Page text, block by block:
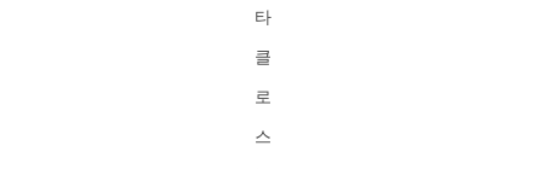
타
클
로
스